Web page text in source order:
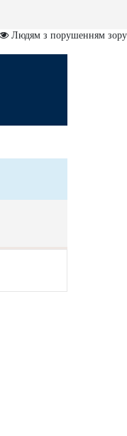
Людям з порушенням зору